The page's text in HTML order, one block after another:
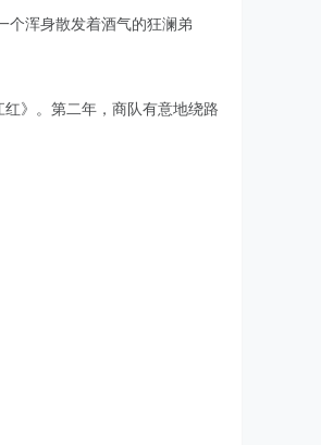
个浑身散发着酒气的狂澜弟
》。第二年，商队有意地绕路